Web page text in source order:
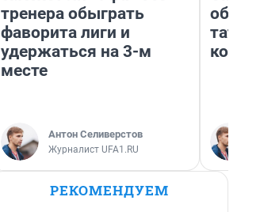
тренера обыграть
фаворита лиги и
удержаться на 3-м
месте
Антон Селиверстов
Журналист UFA1.RU
РЕКОМЕНДУЕМ